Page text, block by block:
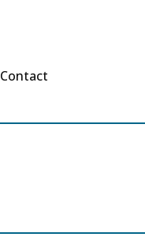
Contact